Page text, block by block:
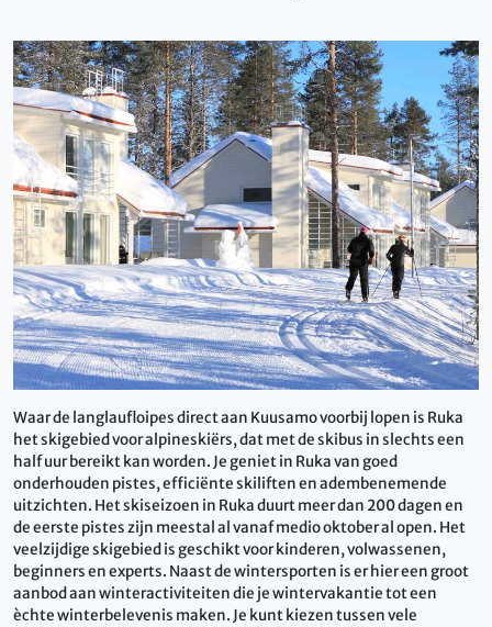
Waar de langlaufloipes direct aan Kuusamo voorbij lopen is Ruka
het skigebied voor alpineskiërs, dat met de skibus in slechts een
half uur bereikt kan worden. Je geniet in Ruka van goed
onderhouden pistes, efficiënte skiliften en adembenemende
uitzichten. Het skiseizoen in Ruka duurt meer dan 200 dagen en
de eerste pistes zijn meestal al vanaf medio oktober al open. Het
veelzijdige skigebied is geschikt voor kinderen, volwassenen,
beginners en experts. Naast de wintersporten is er hier een groot
aanbod aan winteractiviteiten die je wintervakantie tot een
èchte winterbelevenis maken. Je kunt kiezen tussen vele